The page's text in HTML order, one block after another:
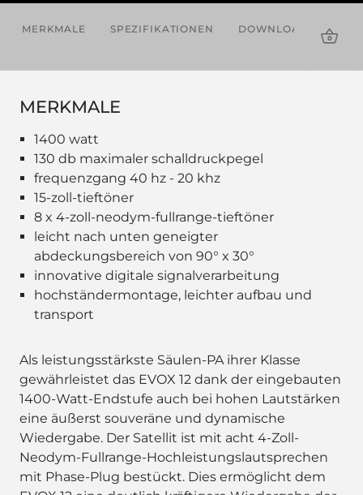
MERKMALE SPEZIFIKATIONEN DOWNLOADS
MERKMALE
1400 watt
130 db maximaler schalldruckpegel
frequenzgang 40 hz - 20 khz
15-zoll-tieftöner
8 x 4-zoll-neodym-fullrange-tieftöner
leicht nach unten geneigter
abdeckungsbereich von 90° x 30°
innovative digitale signalverarbeitung
hochständermontage, leichter aufbau und
transport
Als leistungsstärkste Säulen-PA ihrer Klasse
gewährleistet das EVOX 12 dank der eingebauten
1400-Watt-Endstufe auch bei hohen Lautstärken
eine äußerst souveräne und dynamische
Wiedergabe. Der Satellit ist mit acht 4-Zoll-
Neodym-Fullrange-Hochleistungslautsprechen
mit Phase-Plug bestückt. Dies ermöglicht dem